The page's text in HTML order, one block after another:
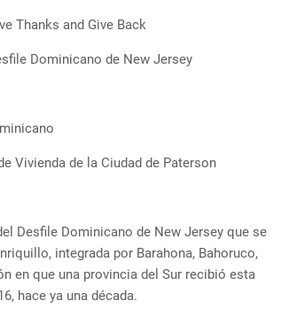
Thanks and Give Back
Dominicano de New Jersey
Vivienda de la Ciudad de Paterson
Desfile Dominicano de New Jersey que se
integrada por Barahona, Bahoruco,
en que una provincia del Sur recibió esta
hace ya una década.